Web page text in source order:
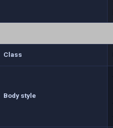
Class
Body style